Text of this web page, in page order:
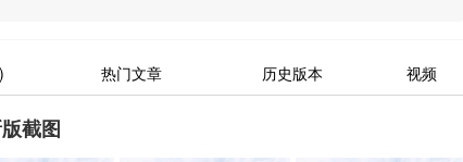
热门文章 历史版本 视频
截图